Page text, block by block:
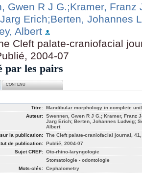
Gwen R J G.;Kramer, Franz
Erich;Berten, Johannes
Albert
Cleft palate-craniofacial
2004-07
par les pairs
CONTENU
Titre: Mandibular morphology in complete
Auteur: Swennen, Gwen R J G.; Kramer, Franz
Jarg Erich; Berten, Johannes Ludwig;
Albert
la publication: The Cleft palate-craniofacial journal, 41,
de publication: Publié, 2004-07
Sujet CREF: Oto-rhino-laryngologie
Stomatologie - odontologie
Mots-clés: Cephalometry